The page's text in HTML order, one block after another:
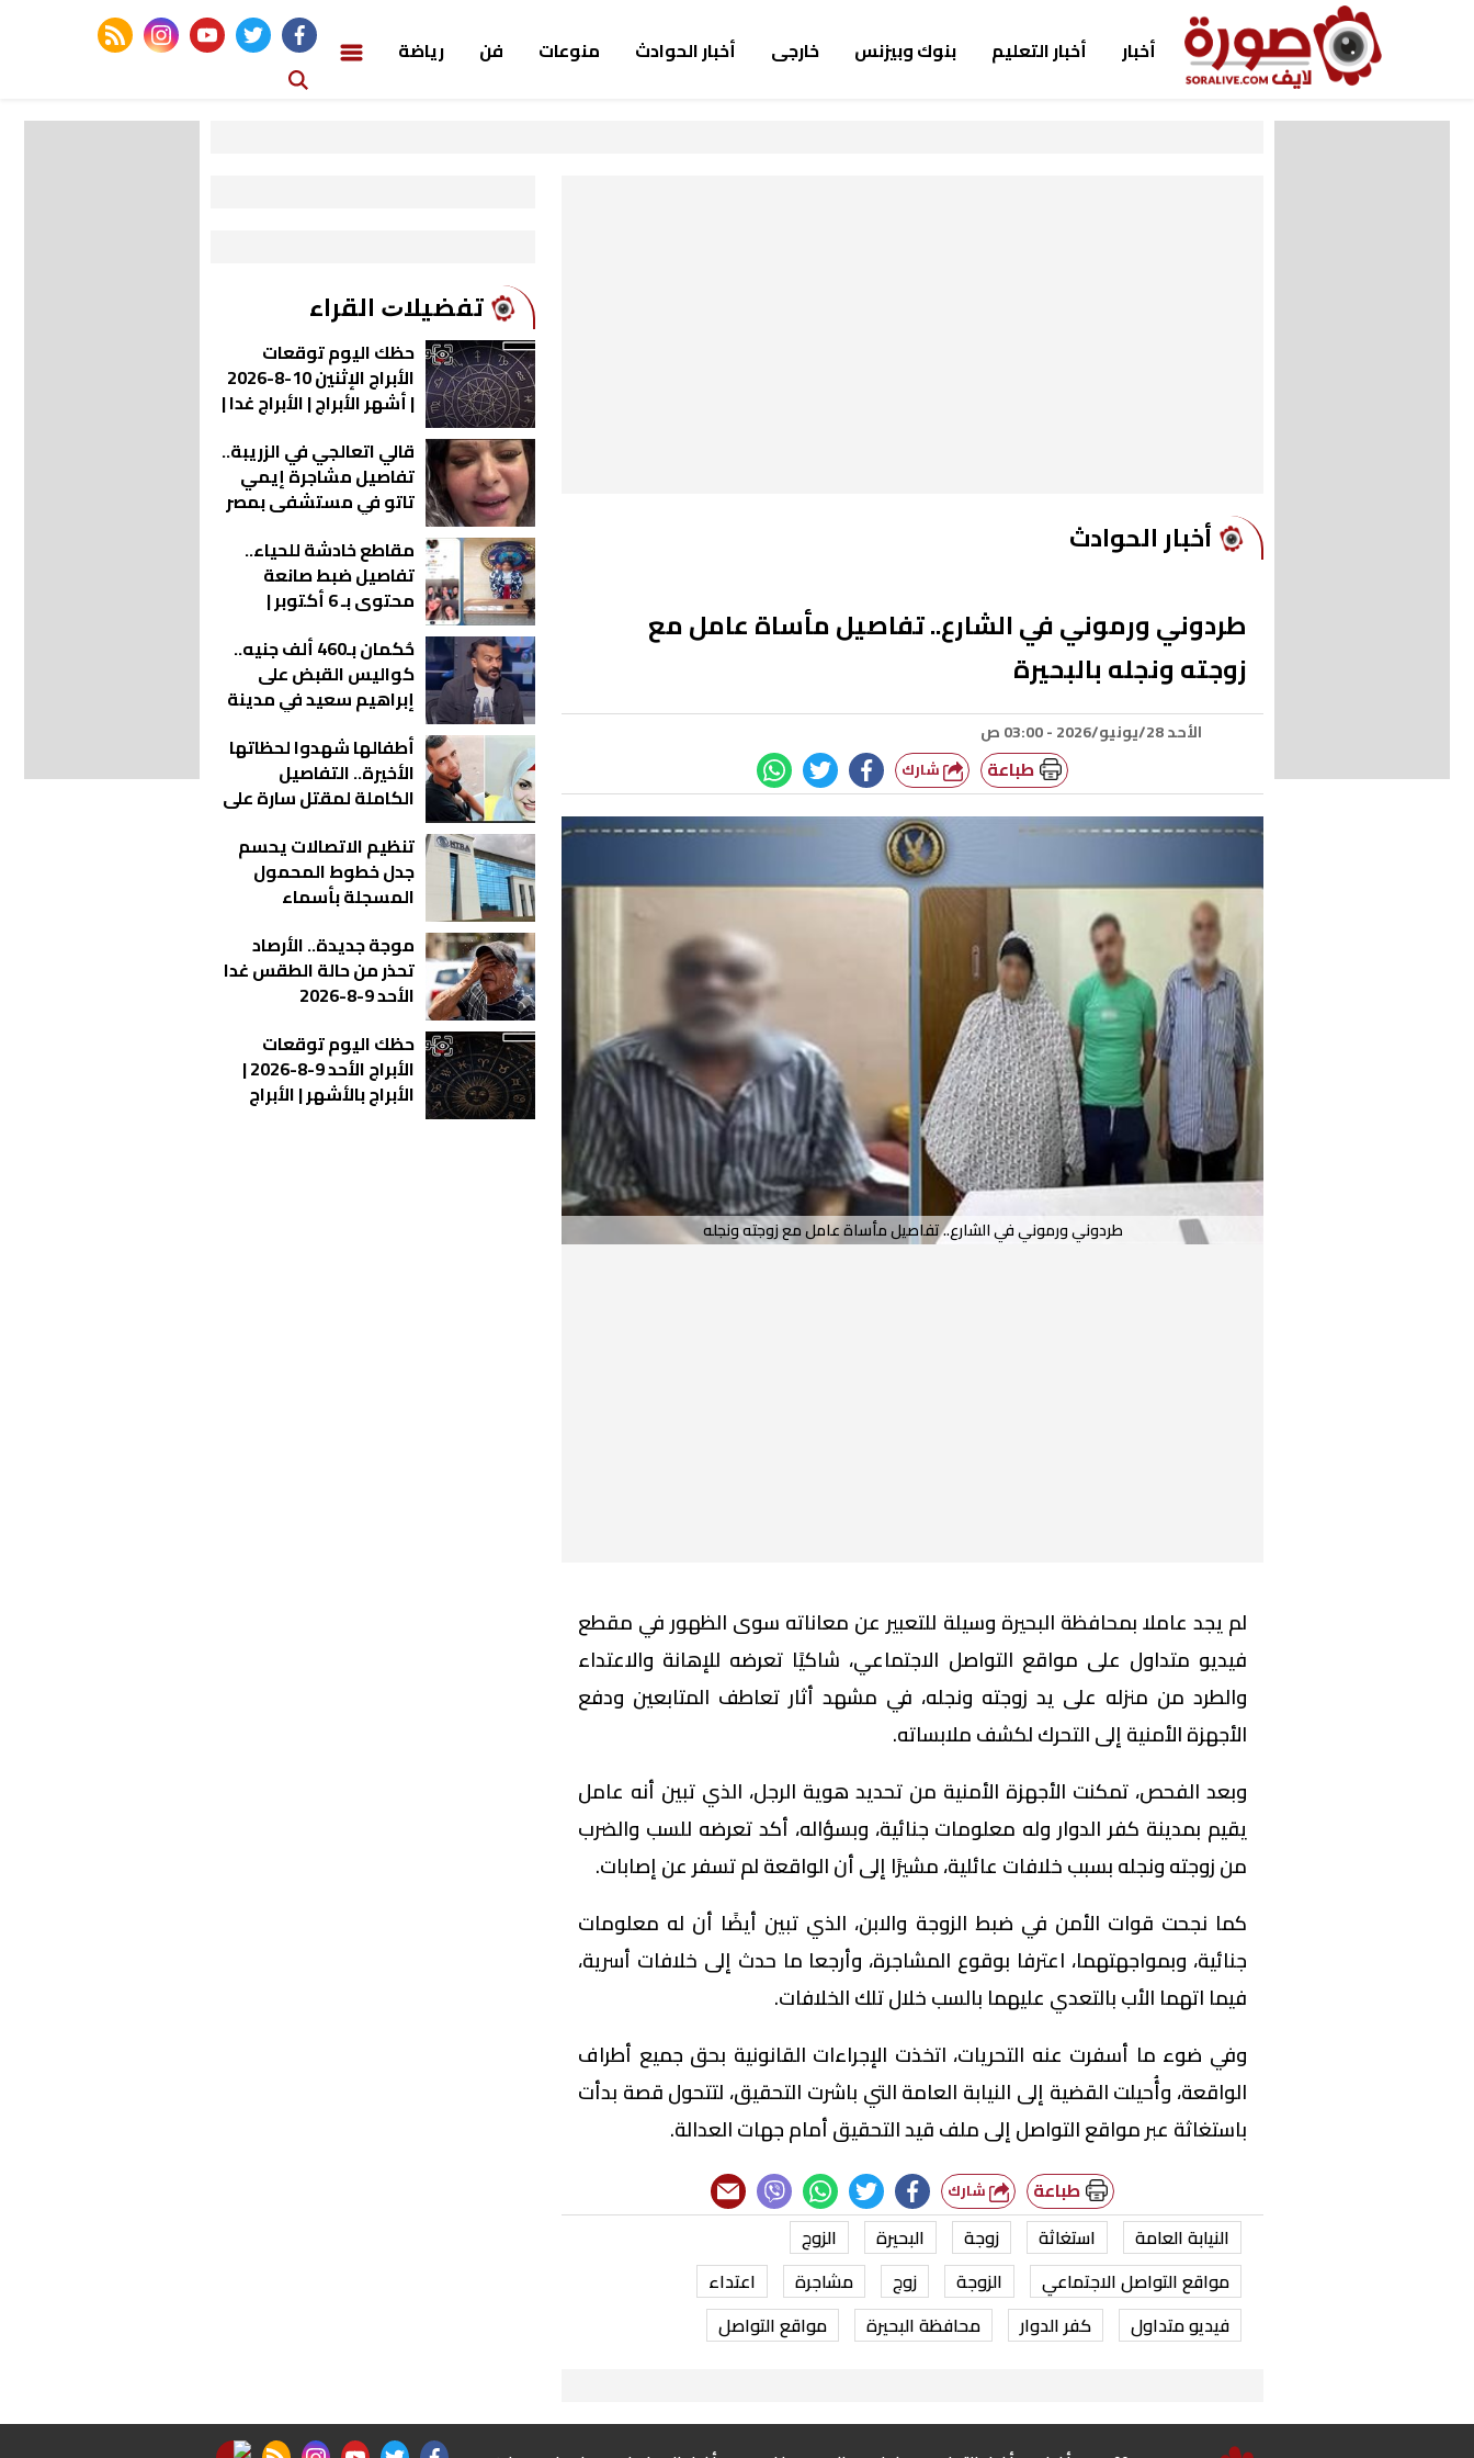
أخبار أخبار التعليم بنوك وبيزنس خارجى أخبار الحوادث منوعات فن رياضة
facebook
twitter
youtube
instagram
rss feed
أخبار الحوادث
طردوني ورموني في الشارع.. تفاصيل مأساة عامل مع
زوجته ونجله بالبحيرة
الأحد 28/يونيو/2026 - 03:00 ص
طباعة
طردوني ورموني في الشارع.. تفاصيل مأساة عامل مع زوجته ونجله
لم يجد عاملا بمحافظة البحيرة وسيلة للتعبير عن معاناته سوى الظهور في مقطع
فيديو متداول على مواقع التواصل الاجتماعي، شاكيًا تعرضه للإهانة والاعتداء
والطرد من منزله على يد زوجته ونجله، في مشهد أثار تعاطف المتابعين ودفع
الأجهزة الأمنية إلى التحرك لكشف ملابساته.
وبعد الفحص، تمكنت الأجهزة الأمنية من تحديد هوية الرجل، الذي تبين أنه عامل
يقيم بمدينة كفر الدوار وله معلومات جنائية، وبسؤاله، أكد تعرضه للسب والضرب
من زوجته ونجله بسبب خلافات عائلية، مشيرًا إلى أن الواقعة لم تسفر عن إصابات.
كما نجحت قوات الأمن في ضبط الزوجة والابن، الذي تبين أيضًا أن له معلومات
جنائية، وبمواجهتهما، اعترفا بوقوع المشاجرة، وأرجعا ما حدث إلى خلافات أسرية،
فيما اتهما الأب بالتعدي عليهما بالسب خلال تلك الخلافات.
وفي ضوء ما أسفرت عنه التحريات، اتخذت الإجراءات القانونية بحق جميع أطراف
الواقعة، وأُحيلت القضية إلى النيابة العامة التي باشرت التحقيق، لتتحول قصة بدأت
باستغاثة عبر مواقع التواصل إلى ملف قيد التحقيق أمام جهات العدالة.
طباعة
النيابة العامة استغاثة زوجة البحيرة
الزوج
مواقع التواصل الاجتماعي
الزوجة زوج مشاجرة
اعتداء
فيديو متداول
كفر الدوار محافظة البحيرة مواقع التواصل
ﺗﻔﻀﻴﻼﺕ اﻟﻘﺮاء
حظك اليوم توقعات
الأبراج الإثنين 10-8-2026
| أشهر الأبراج | الأبراج غدا |
الأبراج | تاريخ الأبراج
قالي اتعالجي في الزريبة..
تفاصيل مشاجرة إيمي
تاتو في مستشفى بمصر
مقاطع خادشة للحياء..
تفاصيل ضبط صانعة
محتوى بـ 6 أكتوبر |
حُكمان بـ460 ألف جنيه..
كواليس القبض على
إبراهيم سعيد في مدينة
أطفالها شهدوا لحظاتها
الأخيرة.. التفاصيل
الكاملة لمقتل سارة على
تنظيم الاتصالات يحسم
جدل خطوط المحمول
المسجلة بأسماء
موجة جديدة.. الأرصاد
تحذر من حالة الطقس غدا
الأحد 9-8-2026
حظك اليوم توقعات
الأبراج الأحد 9-8-2026 |
الأبراج بالأشهر | الأبراج